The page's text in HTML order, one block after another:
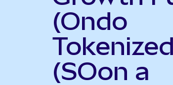
(Ondo
(SOon a